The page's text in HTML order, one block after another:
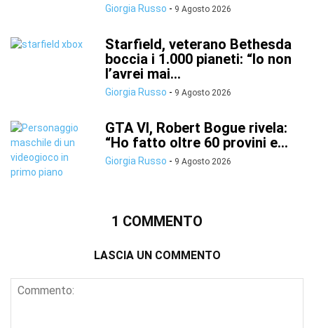
Giorgia Russo - 9 Agosto 2026
Starfield, veterano Bethesda
boccia i 1.000 pianeti: “Io non
l’avrei mai...
Giorgia Russo - 9 Agosto 2026
GTA VI, Robert Bogue rivela:
“Ho fatto oltre 60 provini e...
Giorgia Russo - 9 Agosto 2026
1 COMMENTO
LASCIA UN COMMENTO